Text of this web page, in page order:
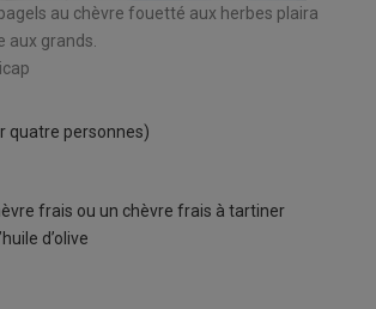
au chèvre fouetté aux herbes plaira
aux grands.
quatre personnes)
frais ou un chèvre frais à tartiner
d’olive